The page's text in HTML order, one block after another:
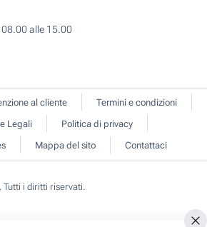
08.00 alle 15.00
al cliente
Termini e condizioni
Legali
Politica di privacy
Mappa del sito Contattaci
Tutti i diritti riservati.